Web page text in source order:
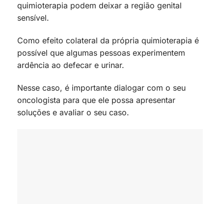
quimioterapia podem deixar a região genital
sensível.
Como efeito colateral da própria quimioterapia é
possível que algumas pessoas experimentem
ardência ao defecar e urinar.
Nesse caso, é importante dialogar com o seu
oncologista para que ele possa apresentar
soluções e avaliar o seu caso.